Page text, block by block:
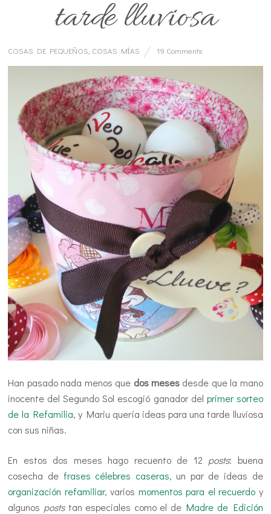
tarde lluviosa
COSAS DE PEQUEÑOS COSAS MÍAS 19 Comments
Han pasado nada menos que dos mesesdesde que la mano
inocente del Segundo Sol escogió ganador del primer sorteo
de la Refamilia, y Mariu quería ideas para una tarde lluviosa
con sus niñas.
En estos dos meses hago recuento de 12 posts: buena
cosecha de frases célebres caseras, un par de ideas de
organización refamiliar, varios momentos para el recuerdo y
algunos poststan especiales como el deMadre de Edición